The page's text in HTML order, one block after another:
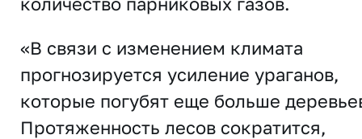
«В связи с изменением климата
прогнозируется усиление ураганов,
которые погубят еще больше
Протяженность лесов сократится,